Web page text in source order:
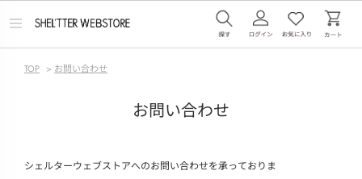
メ
TOP > お問い合わせ
お問い合わせ
シェルターウェブストアへのお問い合わせを承っておりま